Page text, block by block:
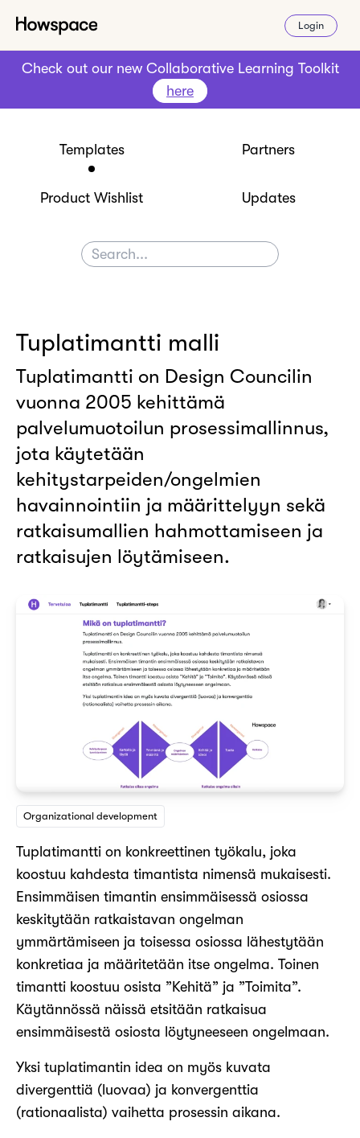
Login
Check out our new Collaborative Learning Toolkit
here
Templates Partners
Product Wishlist Updates
Tuplatimantti malli
Tuplatimantti on Design Councilin
vuonna 2005 kehittämä
palvelumuotoilun prosessimallinnus,
jota käytetään
kehitystarpeiden/ongelmien
havainnointiin ja määrittelyyn sekä
ratkaisumallien hahmottamiseen ja
ratkaisujen löytämiseen.
Organizational development
Tuplatimantti on konkreettinen työkalu, joka
koostuu kahdesta timantista nimensä mukaisesti.
Ensimmäisen timantin ensimmäisessä osiossa
keskitytään ratkaistavan ongelman
ymmärtämiseen ja toisessa osiossa lähestytään
konkretiaa ja määritetään itse ongelma. Toinen
timantti koostuu osista ”Kehitä” ja ”Toimita”.
Käytännössä näissä etsitään ratkaisua
ensimmäisestä osiosta löytyneeseen ongelmaan.
Yksi tuplatimantin idea on myös kuvata
divergenttiä (luovaa) ja konvergenttia
(rationaalista) vaihetta prosessin aikana.